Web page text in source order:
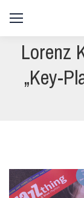
Lorenz
„Key-